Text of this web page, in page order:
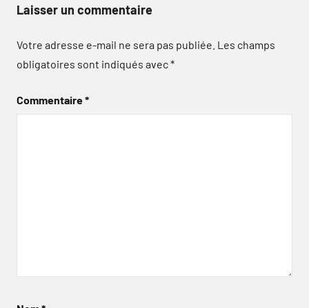
Laisser un commentaire
Votre adresse e-mail ne sera pas publiée. Les champs
obligatoires sont indiqués avec*
Commentaire*